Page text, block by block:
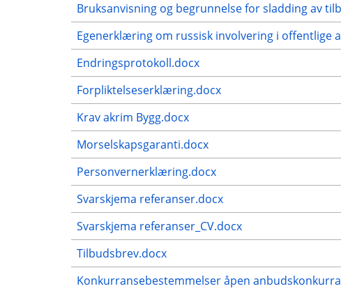
Bruksanvisning og begrunnelse for sladding av
Egenerklæring om russisk involvering i offentlige
Endringsprotokoll.docx
Forpliktelseserklæring.docx
Krav akrim Bygg.docx
Morselskapsgaranti.docx
Personvernerklæring.docx
Svarskjema referanser.docx
Svarskjema referanser_CV.docx
Tilbudsbrev.docx
Konkurransebestemmelser åpen